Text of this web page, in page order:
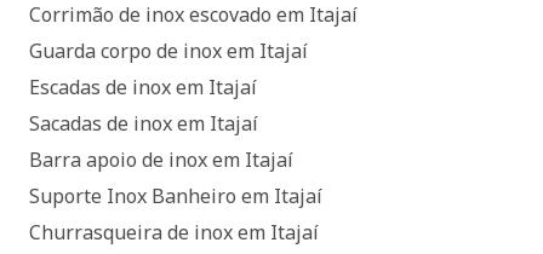
Corrimão de inox escovado em Itajaí
Guarda corpo de inox em Itajaí
Escadas de inox em Itajaí
Sacadas de inox em Itajaí
Barra apoio de inox em Itajaí
Suporte Inox Banheiro em Itajaí
Churrasqueira de inox em Itajaí